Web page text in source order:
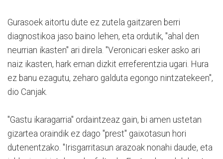
Gurasoek aitortu dute ez zutela gaitzaren berri
diagnostikoa jaso baino lehen, eta ordutik, "ahal den
neurrian ikasten" ari direla. "Veronicari esker asko ari
naiz ikasten, hark eman dizkit erreferentzia ugari. Hura
ez banu ezagutu, zeharo galduta egongo nintzatekeen",
dio Canjak.
"Gastu ikaragarria" ordaintzeaz gain, bi amen ustetan
gizartea oraindik ez dago "prest" gaixotasun hori
dutenentzako. "Irisgarritasun arazoak nonahi daude, eta